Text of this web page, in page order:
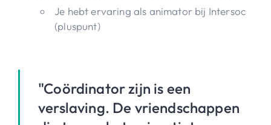
Je hebt ervaring als animator bij Intersoc
(pluspunt)
"Coördinator zijn is een
verslaving. De vriendschappen